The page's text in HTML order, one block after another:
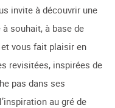
invite à découvrir une
souhait, à base de
vous fait plaisir en
revisitées, inspirées de
pas dans ses
au gré de